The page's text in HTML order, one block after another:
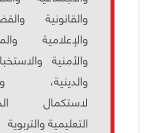
والقانونية
والإعلامية
والأمنية
والدينية،
لاستكمال
التعليمية والتربوية